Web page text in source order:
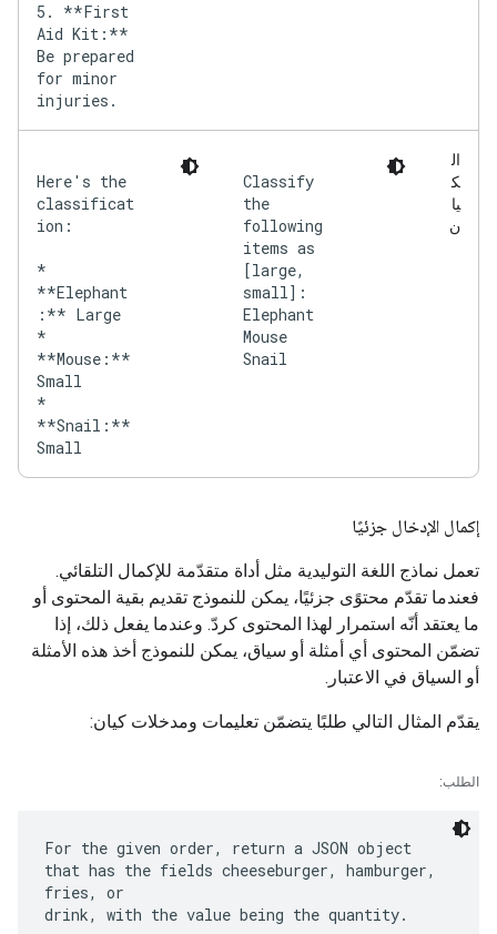
5. **First
Aid Kit:**
Be prepared
for minor
injuries.
ال
ك
يا
ن
Classify
the
following
items as
[large,
small]:
Elephant
Mouse
Snail
Here's the
classificat
ion:
*
**Elephant
:** Large
*
**Mouse:**
Small
*
**Snail:**
إكمال الإدخال جزئيًا
تعمل نماذج اللغة التوليدية مثل أداة متقدّمة للإكمال التلقائي.
فعندما تقدّم محتوًى جزئيًا، يمكن للنموذج تقديم بقية المحتوى أو
ما يعتقد أنّه استمرار لهذا المحتوى كردّ. وعندما يفعل ذلك، إذا
تضمّن المحتوى أي أمثلة أو سياق، يمكن للنموذج أخذ هذه الأمثلة
أو السياق في الاعتبار.
يقدّم المثال التالي طلبًا يتضمّن تعليمات ومدخلات كيان:
الطلب:
For the given order, return a JSON object
that has the fields cheeseburger, hamburger,
fries, or
drink, with the value being the quantity.